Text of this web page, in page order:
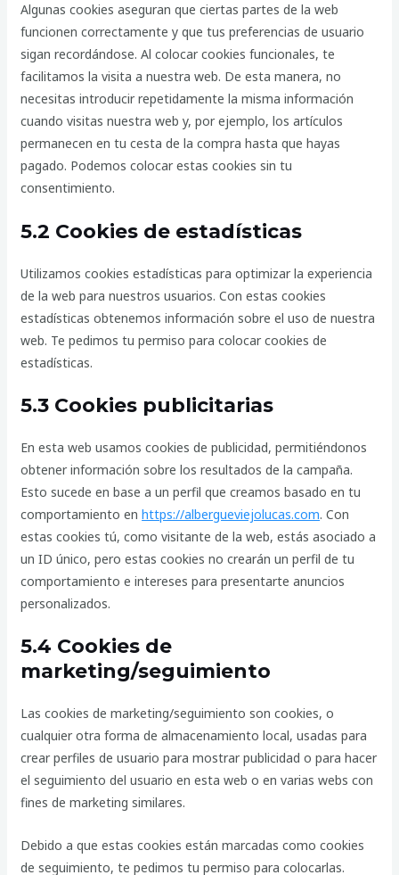
Algunas cookies aseguran que ciertas partes de la web
funcionen correctamente y que tus preferencias de usuario
sigan recordándose. Al colocar cookies funcionales, te
facilitamos la visita a nuestra web. De esta manera, no
necesitas introducir repetidamente la misma información
cuando visitas nuestra web y, por ejemplo, los artículos
permanecen en tu cesta de la compra hasta que hayas
pagado. Podemos colocar estas cookies sin tu
consentimiento.
5.2 Cookies de estadísticas
Utilizamos cookies estadísticas para optimizar la experiencia
de la web para nuestros usuarios. Con estas cookies
estadísticas obtenemos información sobre el uso de nuestra
web. Te pedimos tu permiso para colocar cookies de
estadísticas.
5.3 Cookies publicitarias
En esta web usamos cookies de publicidad, permitiéndonos
obtener información sobre los resultados de la campaña.
Esto sucede en base a un perfil que creamos basado en tu
comportamiento enhttps://albergueviejolucas.com. Con
estas cookies tú, como visitante de la web, estás asociado a
un ID único, pero estas cookies no crearán un perfil de tu
comportamiento e intereses para presentarte anuncios
personalizados.
5.4 Cookies de
marketing/seguimiento
Las cookies de marketing/seguimiento son cookies, o
cualquier otra forma de almacenamiento local, usadas para
crear perfiles de usuario para mostrar publicidad o para hacer
el seguimiento del usuario en esta web o en varias webs con
fines de marketing similares.
Debido a que estas cookies están marcadas como cookies
de seguimiento, te pedimos tu permiso para colocarlas.